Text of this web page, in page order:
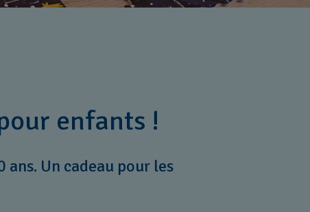
enfants !
ans. Un cadeau pour les